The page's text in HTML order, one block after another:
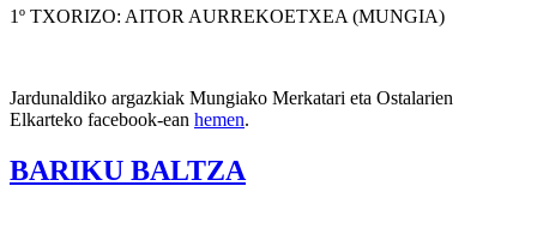
1º TXORIZO: AITOR AURREKOETXEA (MUNGIA)
Jardunaldiko argazkiak Mungiako Merkatari eta Ostalarien
Elkarteko facebook-ean hemen.
BARIKU BALTZA